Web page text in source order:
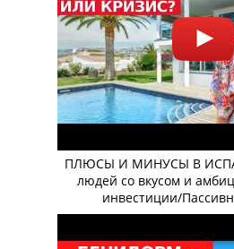
ПЛЮСЫ И МИНУСЫ В
людей со вкусом и
инвестиции/